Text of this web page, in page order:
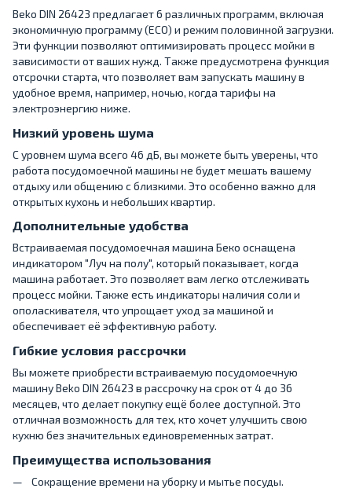
Beko DIN 26423 предлагает 6 различных программ, включая
экономичную программу (ECO) и режим половинной загрузки.
Эти функции позволяют оптимизировать процесс мойки в
зависимости от ваших нужд. Также предусмотрена функция
отсрочки старта, что позволяет вам запускать машину в
удобное время, например, ночью, когда тарифы на
электроэнергию ниже.
Низкий уровень шума
С уровнем шума всего 46 дБ, вы можете быть уверены, что
работа посудомоечной машины не будет мешать вашему
отдыху или общению с близкими. Это особенно важно для
открытых кухонь и небольших квартир.
Дополнительные удобства
Встраиваемая посудомоечная машина Беко оснащена
индикатором "Луч на полу", который показывает, когда
машина работает. Это позволяет вам легко отслеживать
процесс мойки. Также есть индикаторы наличия соли и
ополаскивателя, что упрощает уход за машиной и
обеспечивает её эффективную работу.
Гибкие условия рассрочки
Вы можете приобрести встраиваемую посудомоечную
машину Beko DIN 26423 в рассрочку на срок от 4 до 36
месяцев, что делает покупку ещё более доступной. Это
отличная возможность для тех, кто хочет улучшить свою
кухню без значительных единовременных затрат.
Преимущества использования
Сокращение времени на уборку и мытье посуды.